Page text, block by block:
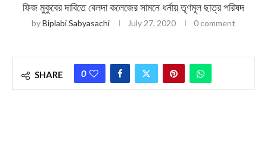
ফিজ মুকুবের দাবিতে বেলদা কলেজের সামনে ধর্নায় তৃণমূল ছাত্র পরিষদ
byBiplabi Sabyasachi July 27, 2020 0 comment
SHARE 0